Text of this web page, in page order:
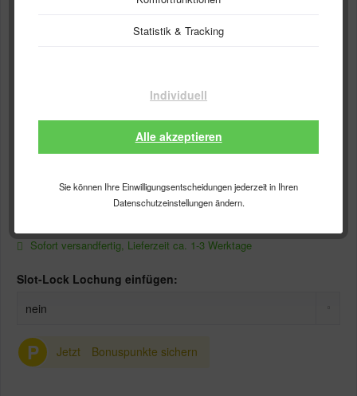
Statistik & Tracking
Individuell
Alle akzeptieren
Sie können Ihre Einwilligungsentscheidungen jederzeit in Ihren
Datenschutzeinstellungen ändern.
Pentathlon "England" - Standard
0,95 €
Gesamtpreis:0,95€
Sofort versandfertig, Lieferzeit ca. 1-3 Werktage
Slot-Lock Lochung einfügen:
P Jetzt Bonuspunkte sichern